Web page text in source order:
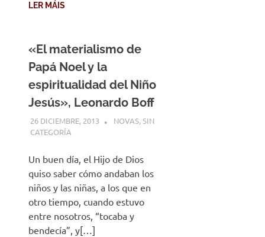
LER MÁIS
«El materialismo de
Papá Noel y la
espiritualidad del Niño
Jesús», Leonardo Boff
26 DICIEMBRE, 2013 DESARROLLO
NOVAS,SIN
CATEGORÍA
Un buen día, el Hijo de Dios
quiso saber cómo andaban los
niños y las niñas, a los que en
otro tiempo, cuando estuvo
entre nosotros, “tocaba y
bendecía”, y[…]